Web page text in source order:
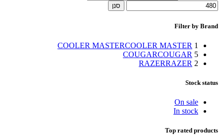
סנן
Filter by Brand
COOLER MASTERCOOLER MASTER 1
COUGARCOUGAR 5
RAZERRAZER 2
Stock status
On sale
In stock
Top rated products